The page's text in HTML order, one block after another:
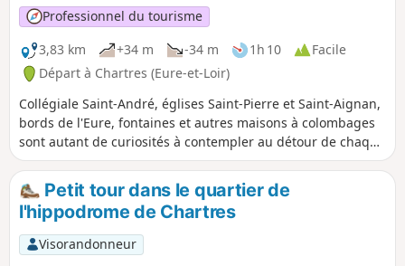
Professionnel du tourisme
3,83 km
+34 m -34 m 1h 10
Facile
Départ à Chartres (Eure-et-Loir)
Collégiale Saint-André, églises Saint-Pierre et Saint-Aignan,
bords de l'Eure, fontaines et autres maisons à colombages
sont autant de curiosités à contempler au détour de chaque
petite rue de Chartres... avec, en point de mire, la
cathédrale ! Cette balade intra-muros emprunte les petites
rues de la basse ville de Chartres en longeant l'Eure à la
découverte du patrimoine bâti bien restauré. Dans la ville
haute, la cathédrale domine et impose la richesse de son
style.
Petit tour dans le quartier de
l'hippodrome de Chartres
Visorandonneur